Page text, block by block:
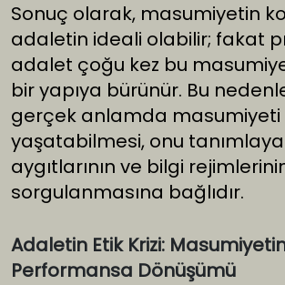
Sonuç olarak, masumiyetin
adaletin ideali olabilir; fakat
adalet çoğu kez bu
bir yapıya bürünür. Bu
gerçek anlamda masumiyeti
yaşatabilmesi, onu
aygıtlarının ve bilgi
sorgulanmasına bağlıdır.
Adaletin Etik Krizi:
Performansa Dönüşümü